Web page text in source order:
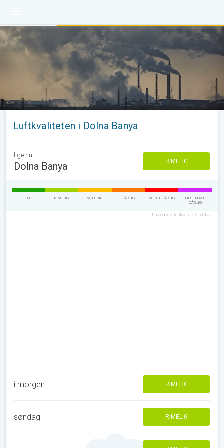
Luftkvaliteten i Dolna Banya
lige nu
Dolna Banya RIMELIG
GOD RIMELIG MODERAT DÅRLIG MEGET DÅRLIG
EKSTREMT
DÅRLIG
Europæisk luftkvalitetsindeks
i morgen RIMELIG
søndag RIMELIG